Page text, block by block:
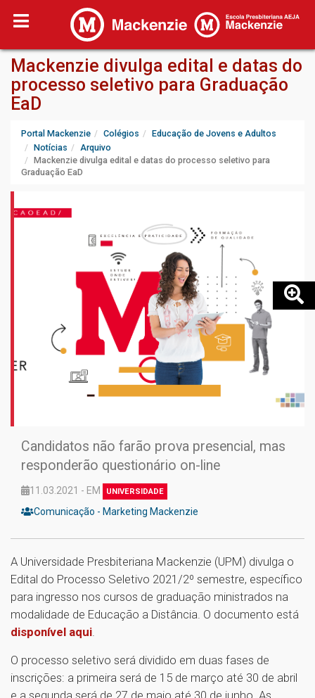
Mackenzie divulga edital e datas do
processo seletivo para Graduação
EaD
Portal Mackenzie Colégios
Educação de Jovens e Adultos
Notícias
Arquivo
Mackenzie divulga edital e datas do processo seletivo para
Graduação EaD
Candidatos não farão prova presencial, mas
responderão questionário on-line
11.03.2021 - EM UNIVERSIDADE
Comunicação - Marketing Mackenzie
A Universidade Presbiteriana Mackenzie (UPM) divulga o
Edital do Processo Seletivo 2021/2º semestre, específico
para ingresso nos cursos de graduação ministrados na
modalidade de Educação a Distância. O documento está
disponível aqui.
O processo seletivo será dividido em duas fases de
inscrições: a primeira será de 15 de março até 30 de abril